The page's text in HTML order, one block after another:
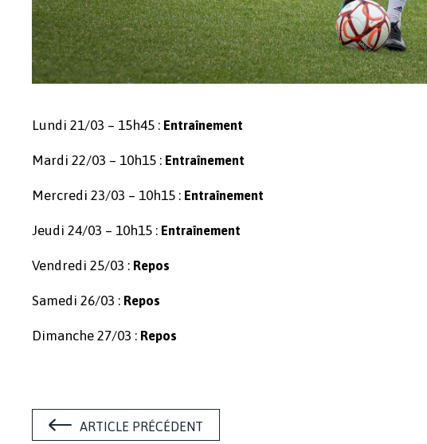
Lundi 21/03 – 15h45 : Entraînement
Mardi 22/03 – 10h15 : Entraînement
Mercredi 23/03 – 10h15 : Entraînement
Jeudi 24/03 – 10h15 : Entraînement
Vendredi 25/03 : Repos
Samedi 26/03 : Repos
Dimanche 27/03 : Repos
ARTICLE PRÉCÉDENT